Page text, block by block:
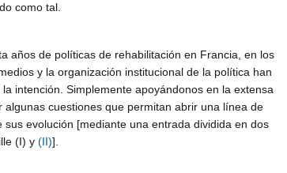
como tal.
años de políticas de rehabilitación en Francia, en los
y la organización institucional de la política han
intención. Simplemente apoyándonos en la extensa
cuestiones que permitan abrir una línea de
evolución [mediante una entrada dividida en dos
(I) y (II)].